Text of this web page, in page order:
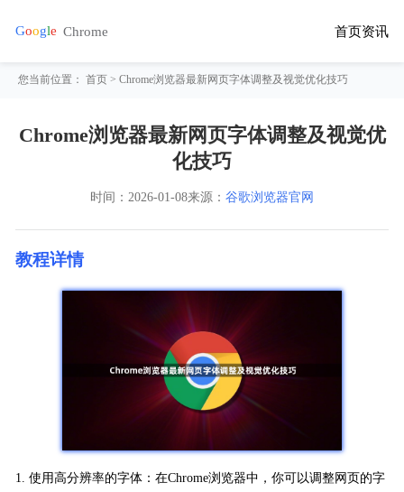
首页资讯
您当前位置：首页 > Chrome浏览器最新网页字体调整及视觉优化技巧
Chrome浏览器最新网页字体调整及视觉优
化技巧
时间： 2026-01-08来源： 谷歌浏览器官网
教程详情
1. 使用高分辨率的字体：在Chrome浏览器中，你可以调整网页的字